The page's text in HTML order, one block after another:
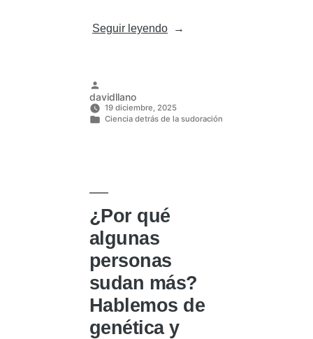
Seguir leyendo«Sudoración
causas
ocultas»
Publicado
por
davidllano
19 diciembre, 2025
Ciencia detrás de la sudoración
¿Por qué
algunas
personas
sudan más?
Hablemos de
genética y